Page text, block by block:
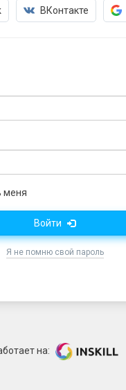
ВКонтакте
меня
Войти
Я не помню свой пароль
на: